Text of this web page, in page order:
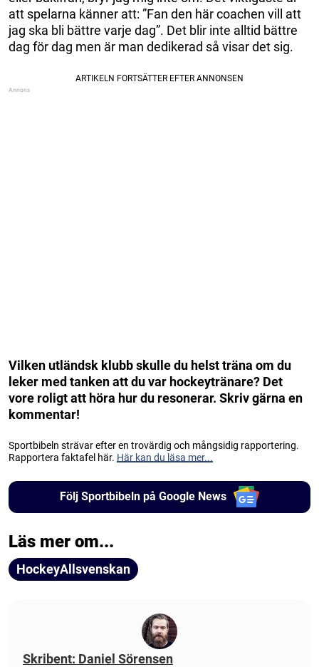
att spelarna känner att: ”Fan den här coachen vill att
jag ska bli bättre varje dag”. Det blir inte alltid bättre
dag för dag men är man dedikerad så visar det sig.
Vilken utländsk klubb skulle du helst träna om du
leker med tanken att du var hockeytränare? Det
vore roligt att höra hur du resonerar. Skriv gärna en
kommentar!
Sportbibeln strävar efter en trovärdig och mångsidig rapportering.
Rapportera faktafel här. Här kan du läsa mer...
Följ Sportbibeln på Google News
Läs mer om...
HockeyAllsvenskan
Skribent: Daniel Sörensen